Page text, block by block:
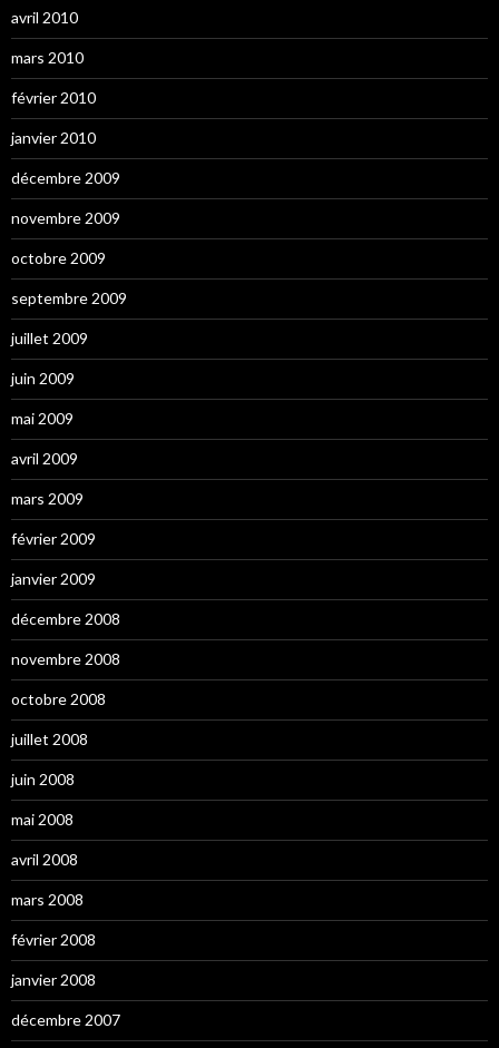
avril 2010
mars 2010
février 2010
janvier 2010
décembre 2009
novembre 2009
octobre 2009
septembre 2009
juillet 2009
juin 2009
mai 2009
avril 2009
mars 2009
février 2009
janvier 2009
décembre 2008
novembre 2008
octobre 2008
juillet 2008
juin 2008
mai 2008
avril 2008
mars 2008
février 2008
janvier 2008
décembre 2007